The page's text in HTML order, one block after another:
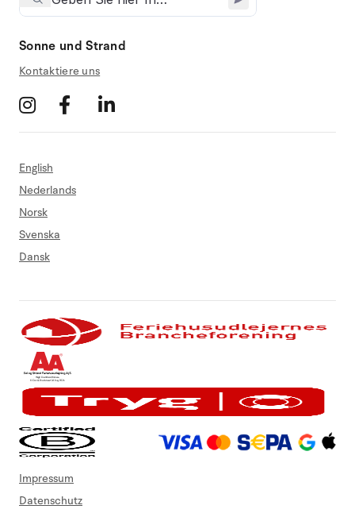
Sonne und Strand
Kontaktiere uns
English
Nederlands
Norsk
Svenska
Dansk
Impressum
Datenschutz